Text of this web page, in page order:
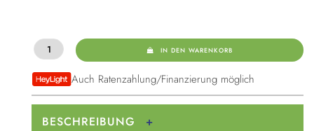
IN DEN WARENKORB
Auch Ratenzahlung/Finanzierung möglich
BESCHREIBUNG